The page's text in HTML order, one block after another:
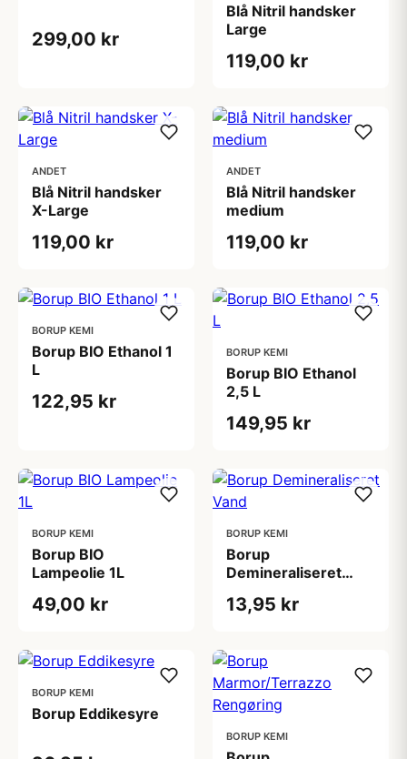
299,00 kr
Blå Nitril handsker
Large
119,00 kr
ANDET
Blå Nitril handsker
X-Large
119,00 kr
ANDET
Blå Nitril handsker
medium
119,00 kr
BORUP KEMI
Borup BIO Ethanol 1
L
122,95 kr
BORUP KEMI
Borup BIO Ethanol
2,5 L
149,95 kr
BORUP KEMI
Borup BIO
Lampeolie 1L
49,00 kr
BORUP KEMI
Borup
Demineraliseret
13,95 kr
BORUP KEMI
Borup Eddikesyre
BORUP KEMI